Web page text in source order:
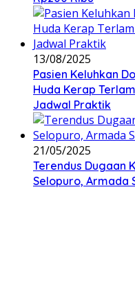
13/08/2025
Pasien Keluhkan
Huda Kerap
Jadwal Praktik
21/05/2025
Terendus Dugaan
Selopuro, Armada